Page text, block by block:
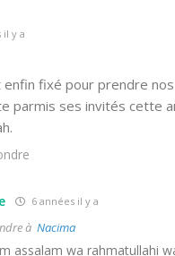
il y a
fixé pour prendre
parmis ses invités cette
6 années il y a
à Nacima
assalam wa rahmatullahi